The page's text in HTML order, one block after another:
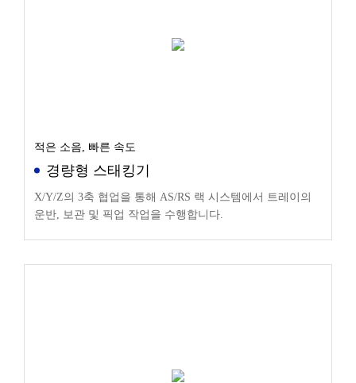
적은 소음, 빠른 속도
경량형 스태킹기
X/Y/Z의 3축 협업을 통해 AS/RS 랙 시스템에서 트레이의
운반, 보관 및 픽업 작업을 수행합니다.